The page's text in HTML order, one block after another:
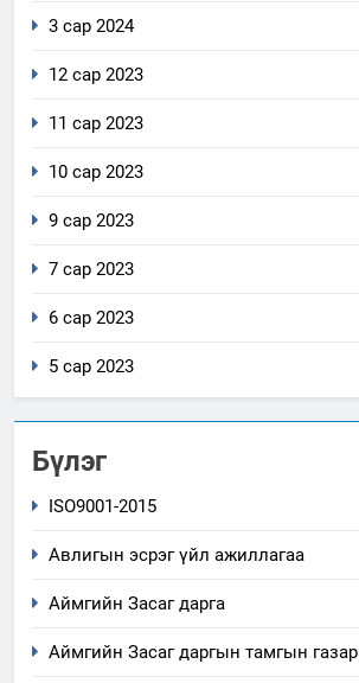
3 сар 2024
12 сар 2023
11 сар 2023
10 сар 2023
9 сар 2023
7 сар 2023
6 сар 2023
5 сар 2023
Бүлэг
ISO9001-2015
Авлигын эсрэг үйл ажиллагаа
Аймгийн Засаг дарга
Аймгийн Засаг даргын тамгын газар